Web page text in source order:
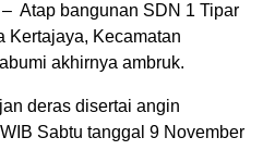
– Atap bangunan SDN 1 Tipar
Kertajaya, Kecamatan
akhirnya ambruk.
deras disertai angin
Sabtu tanggal 9 November